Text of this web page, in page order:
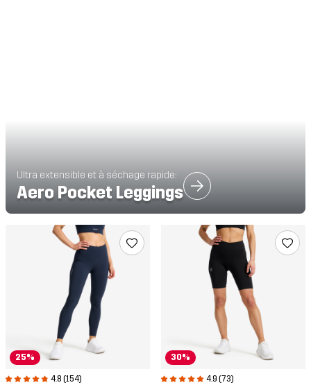
Ultra extensible et à séchage rapide:
Aero Pocket Leggings
25%
4.8 (154)
30%
4.9 (73)